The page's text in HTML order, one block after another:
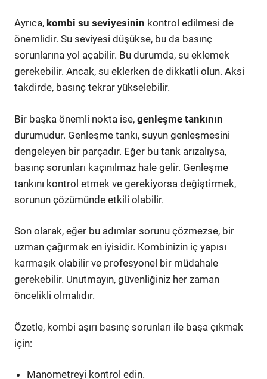
Ayrıca, kombi su seviyesinin kontrol edilmesi de
önemlidir. Su seviyesi düşükse, bu da basınç
sorunlarına yol açabilir. Bu durumda, su eklemek
gerekebilir. Ancak, su eklerken de dikkatli olun. Aksi
takdirde, basınç tekrar yükselebilir.
Bir başka önemli nokta ise, genleşme tankının
durumudur. Genleşme tankı, suyun genleşmesini
dengeleyen bir parçadır. Eğer bu tank arızalıysa,
basınç sorunları kaçınılmaz hale gelir. Genleşme
tankını kontrol etmek ve gerekiyorsa değiştirmek,
sorunun çözümünde etkili olabilir.
Son olarak, eğer bu adımlar sorunu çözmezse, bir
uzman çağırmak en iyisidir. Kombinizin iç yapısı
karmaşık olabilir ve profesyonel bir müdahale
gerekebilir. Unutmayın, güvenliğiniz her zaman
öncelikli olmalıdır.
Özetle, kombi aşırı basınç sorunları ile başa çıkmak
için:
Manometreyi kontrol edin.